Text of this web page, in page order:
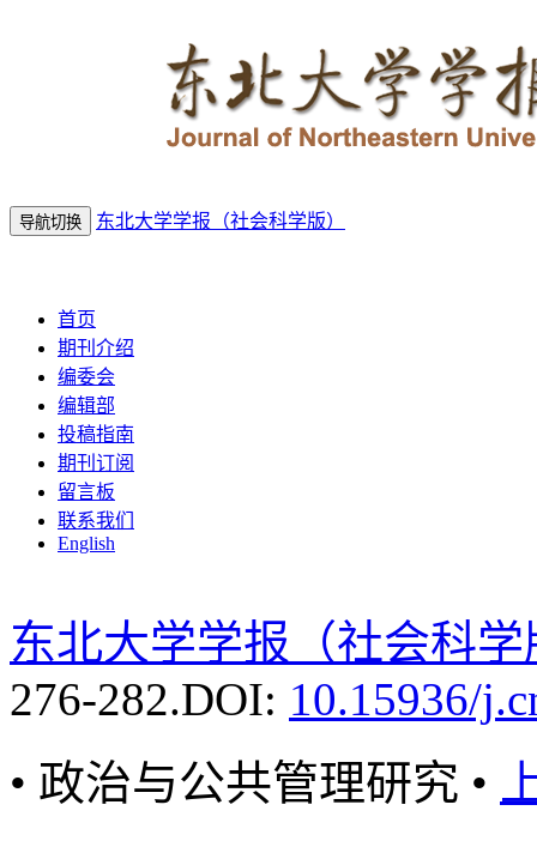
导航切换 东北大学学报（社会科学版）
首页
期刊介绍
编委会
编辑部
投稿指南
期刊订阅
留言板
联系我们
English
东北大学学报（社会科学
276-282.DOI: 10.15936/
• 政治与公共管理研究 •